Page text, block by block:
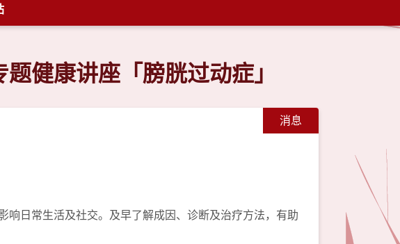
健康讲座「膀胱过动症」
消息
日常生活及社交。及早了解成因、诊断及治疗方法，有助